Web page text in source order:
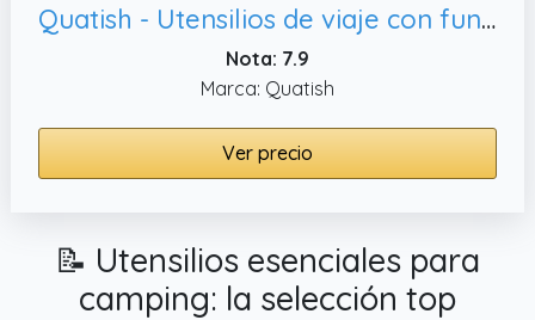
Quatish - Utensilios de viaje con funda,
Nota: 7.9
Marca: Quatish
Ver precio
📝 Utensilios esenciales para
camping: la selección top